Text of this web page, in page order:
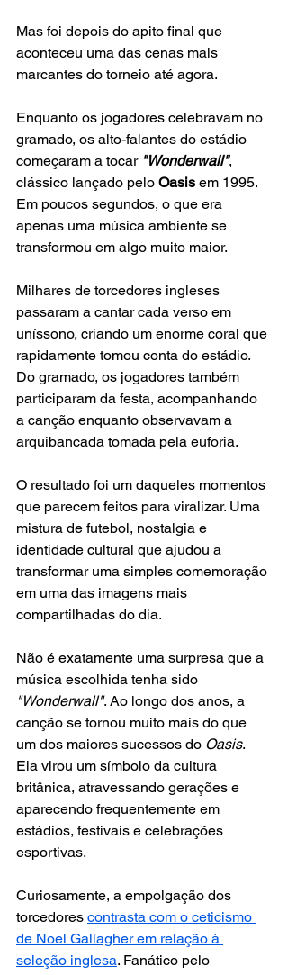
Mas foi depois do apito final que
aconteceu uma das cenas mais
marcantes do torneio até agora.
Enquanto os jogadores celebravam no
gramado, os alto-falantes do estádio
começaram a tocar "Wonderwall",
clássico lançado pelo Oasis em 1995.
Em poucos segundos, o que era
apenas uma música ambiente se
transformou em algo muito maior.
Milhares de torcedores ingleses
passaram a cantar cada verso em
uníssono, criando um enorme coral que
rapidamente tomou conta do estádio.
Do gramado, os jogadores também
participaram da festa, acompanhando
a canção enquanto observavam a
arquibancada tomada pela euforia.
O resultado foi um daqueles momentos
que parecem feitos para viralizar. Uma
mistura de futebol, nostalgia e
identidade cultural que ajudou a
transformar uma simples comemoração
em uma das imagens mais
compartilhadas do dia.
Não é exatamente uma surpresa que a
música escolhida tenha sido
"Wonderwall". Ao longo dos anos, a
canção se tornou muito mais do que
um dos maiores sucessos do Oasis.
Ela virou um símbolo da cultura
britânica, atravessando gerações e
aparecendo frequentemente em
estádios, festivais e celebrações
esportivas.
Curiosamente, a empolgação dos
torcedores contrasta com o ceticismo
de Noel Gallagher em relação à
seleção inglesa. Fanático pelo